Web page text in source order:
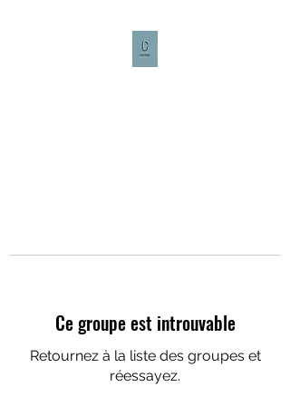
Ce groupe est introuvable
Retournez à la liste des groupes et
réessayez.